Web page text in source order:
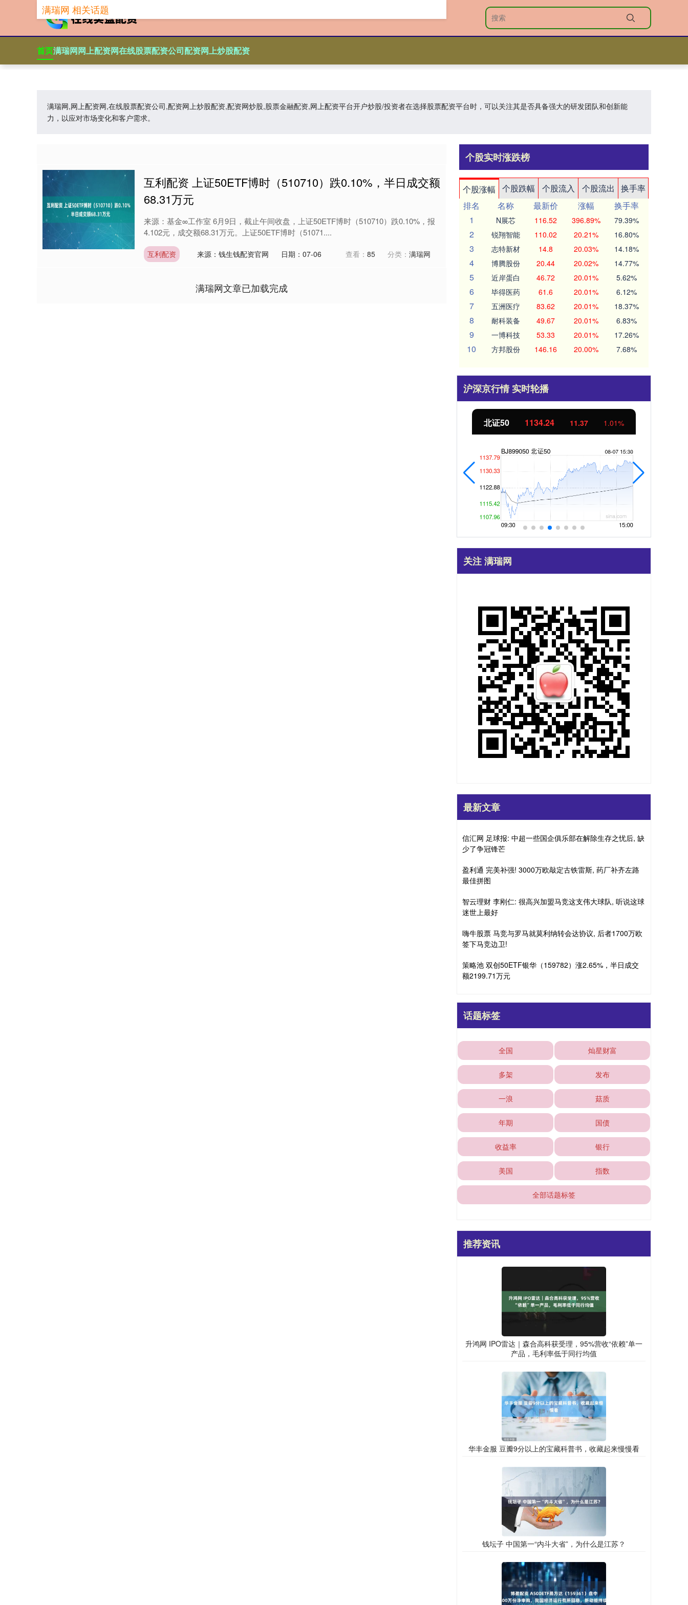
首页满瑞网网上配资网在线股票配资公司配资网上炒股配资
满瑞网,网上配资网,在线股票配资公司,配资网上炒股配资,配资网炒股,股票金融配资,网上配资平台开户炒股/投资者在选择股票配资平台时，可以关注其是否具备强大的研发团队和创新能
力，以应对市场变化和客户需求。
满瑞网 相关话题
互利配资 上证50ETF博时（510710）跌0.10%，半日成交额
68.31万元
来源：基金∞工作室 6月9日，截止午间收盘，上证50ETF博时（510710）跌0.10%，报
4.102元，成交额68.31万元。上证50ETF博时（51071....
互利配资 来源：钱生钱配资官网 日期：07-06 查看： 85 分类： 满瑞网
满瑞网文章已加载完成
个股实时涨跌榜
个股涨幅 个股跌幅 个股流入 个股流出
换手率
排名
名称 最新价 涨幅
换手率
1
N展芯 116.52 396.89% 79.39%
2 锐翔智能 110.02 20.21% 16.80%
3 志特新材 14.8 20.03% 14.18%
4 博腾股份 20.44 20.02% 14.77%
5 近岸蛋白 46.72 20.01% 5.62%
6 毕得医药 61.6 20.01% 6.12%
7 五洲医疗 83.62 20.01% 18.37%
8 耐科装备 49.67 20.01% 6.83%
9 一博科技 53.33 20.01% 17.26%
10 方邦股份 146.16 20.00% 7.68%
沪深京行情 实时轮播
北证50 1134.24 11.37 1.01%
关注 满瑞网
最新文章
信汇网 足球报: 中超一些国企俱乐部在解除生存之忧后, 缺
少了争冠锋芒
盈利通 完美补强! 3000万欧敲定古铁雷斯, 药厂补齐左路
最佳拼图
智云理财 李刚仁: 很高兴加盟马竞这支伟大球队, 听说这球
迷世上最好
嗨牛股票 马竞与罗马就莫利纳转会达协议, 后者1700万欧
签下马竞边卫!
策略池 双创50ETF银华（159782）涨2.65%，半日成交
额2199.71万元
话题标签
全国 灿星财富
多架 发布
一浪 菇质
年期 国债
收益率 银行
美国 指数
全部话题标签
推荐资讯
升鸿网 IPO雷达｜森合高科获受理，95%营收“依赖”单一
产品，毛利率低于同行均值
华丰金服 豆瓣9分以上的宝藏科普书，收藏起来慢慢看
钱坛子 中国第一“内斗大省”，为什么是江苏？